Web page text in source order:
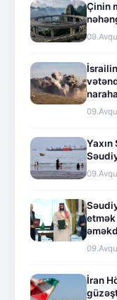
Çinin
etmək
İran